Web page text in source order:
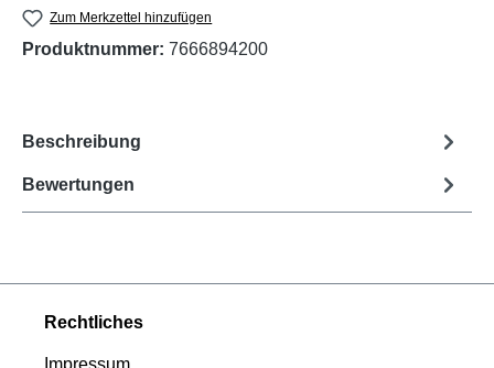
Zum Merkzettel hinzufügen
Produktnummer: 7666894200
Beschreibung
Bewertungen
Rechtliches
Impressum